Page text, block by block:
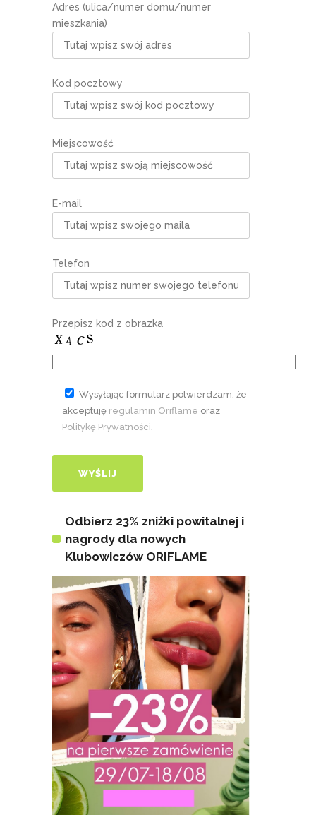
Adres (ulica/numer domu/numer
mieszkania)
Kod pocztowy
Miejscowość
E-mail
Telefon
Przepisz kod z obrazka
Wysyłając formularz potwierdzam, że
akceptuję regulamin Oriflame oraz
Politykę Prywatności
Odbierz 23% zniżki powitalnej i
nagrody dla nowych
Klubowiczów ORIFLAME